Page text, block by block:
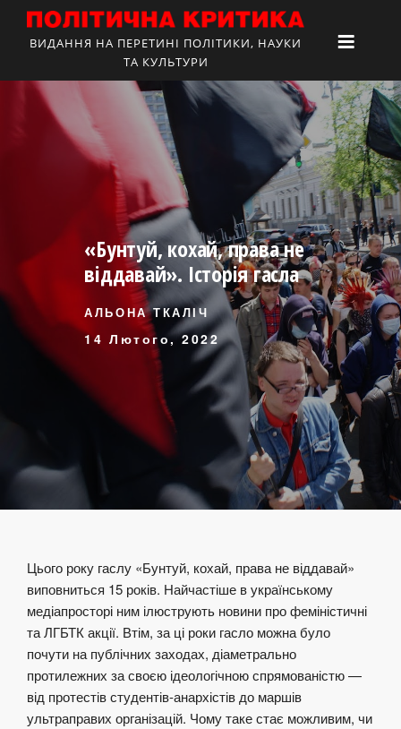
ВИДАННЯ НА ПЕРЕТИНІ ПОЛІТИКИ, НАУКИ
ТА КУЛЬТУРИ
«Бунтуй, кохай, права не
віддавай». Історія гасла
АЛЬОНА ТКАЛІЧ
14 Лютого, 2022
Цього року гаслу «Бунтуй, кохай, права не віддавай»
виповниться 15 років. Найчастіше в українському
медіапросторі ним ілюструють новини про феміністичні
та ЛГБТК акції. Втім, за ці роки гасло можна було
почути на публічних заходах, діаметрально
протилежних за своєю ідеологічною спрямованістю —
від протестів студентів-анархістів до маршів
ультраправих організацій. Чому таке стає можливим, чи